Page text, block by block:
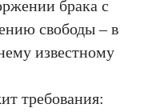
брака с
свободы – в
известному
требования: